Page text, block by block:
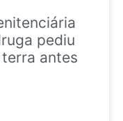
pediu
antes